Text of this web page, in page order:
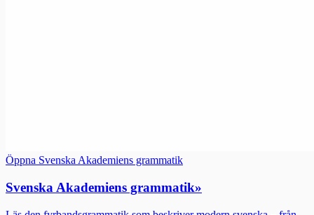
Öppna Svenska Akademiens grammatik
Svenska Akademiens grammatik»